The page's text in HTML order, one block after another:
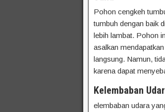
Pohon cengkeh
tumbuh dengan baik
lebih lambat. Pohon
asalkan
langsung. Namun,
karena dapat
Kelembaban
elembaban udara